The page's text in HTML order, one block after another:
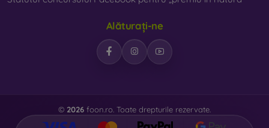
prezent foarte important.
Pe magazinul nostru onlineFOONveți găsi zeci de huse
interesante pentru telefon, fabricate din diverse materiale.
Trebuie doar să o alegeți pe cea potrivită pentru
Alăturați-ne
© 2026 foon.ro. Toate drepturile rezervate.